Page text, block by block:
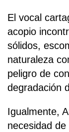
El vocal
acopio
sólidos,
naturaleza
peligro de
degradación
Igualmente,
necesidad